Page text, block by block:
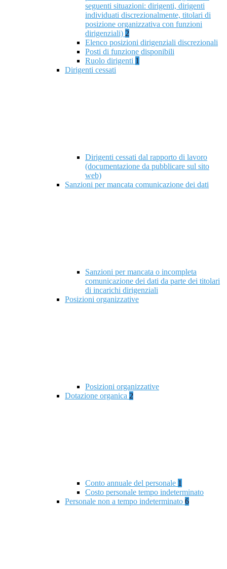
seguenti situazioni: dirigenti, dirigenti
individuati discrezionalmente, titolari di
posizione organizzativa con funzioni
dirigenziali) 2
Elenco posizioni dirigenziali discrezionali
Posti di funzione disponibili
Ruolo dirigenti 1
Dirigenti cessati
Dirigenti cessati dal rapporto di lavoro
(documentazione da pubblicare sul sito
web)
Sanzioni per mancata comunicazione dei dati
Sanzioni per mancata o incompleta
comunicazione dei dati da parte dei titolari
di incarichi dirigenziali
Posizioni organizzative
Posizioni organizzative
Dotazione organica 2
Conto annuale del personale 1
Costo personale tempo indeterminato
Personale non a tempo indeterminato 6